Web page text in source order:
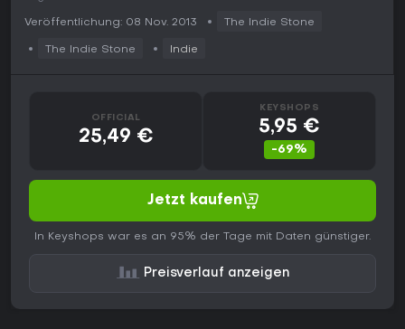
Veröffentlichung: 08 Nov. 2013 The Indie Stone
The Indie Stone Indie
OFFICIAL
25,49 €
KEYSHOPS
5,95 €
-69%
Jetzt kaufen
In Keyshops war es an 95% der Tage mit Daten günstiger.
Preisverlauf anzeigen